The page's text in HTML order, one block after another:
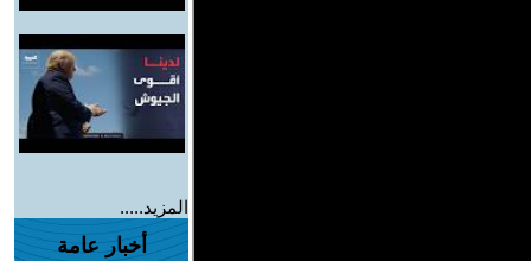
المزيد.....
أخبار عامة